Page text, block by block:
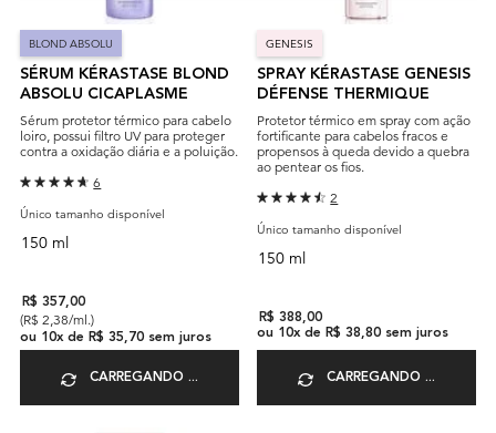
BLOND ABSOLU
SÉRUM KÉRASTASE BLOND
ABSOLU CICAPLASME
Sérum protetor térmico para cabelo
loiro, possui filtro UV para proteger
contra a oxidação diária e a poluição.
6
Único tamanho disponível
150 ml
R$ 357,00
(R$ 2,38/ml.)
ou 10x de R$ 35,70 sem juros
CARREGANDO ...
GENESIS
SPRAY KÉRASTASE GENESIS
DÉFENSE THERMIQUE
Protetor térmico em spray com ação
fortificante para cabelos fracos e
propensos à queda devido a quebra
ao pentear os fios.
2
Único tamanho disponível
150 ml
R$ 388,00
ou 10x de R$ 38,80 sem juros
CARREGANDO ...